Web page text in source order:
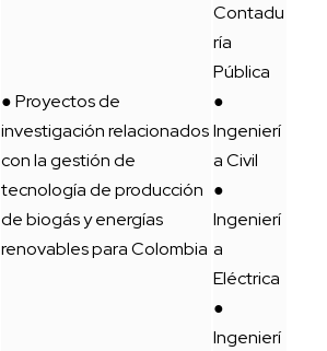
● Proyectos de
investigación relacionados
con la gestión de
tecnología de producción
de biogás y energías
renovables para Colombia
Contadu
ría
Pública
●
Ingenierí
a Civil
●
Ingenierí
a
Eléctrica
●
Ingenierí